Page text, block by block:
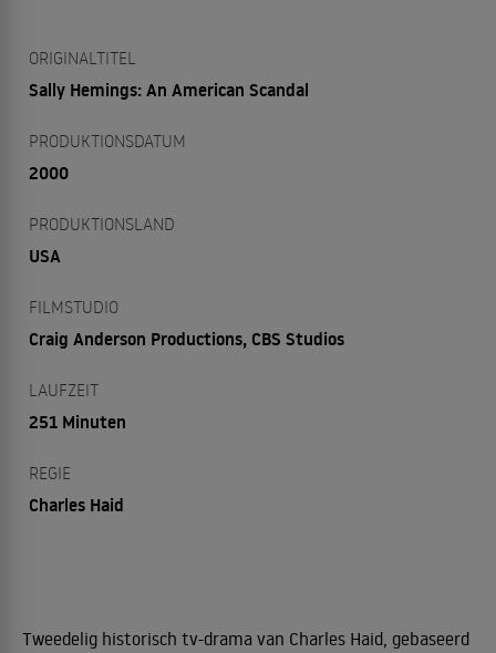
ORIGINALTITEL
Sally Hemings: An American Scandal
PRODUKTIONSDATUM
2000
PRODUKTIONSLAND
USA
FILMSTUDIO
Craig Anderson Productions, CBS Studios
LAUFZEIT
251 Minuten
REGIE
Charles Haid
Tweedelig historisch tv-drama van Charles Haid, gebaseerd